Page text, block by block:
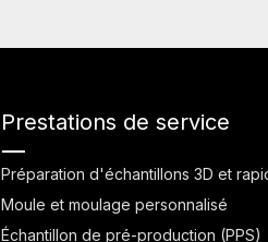
Prestations de service
Préparation d'échantillons 3D et
Moule et moulage personnalisé
Échantillon de pré-production (PPS)